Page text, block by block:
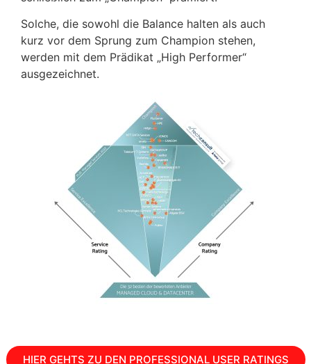
Solche, die sowohl die Balance halten als auch
kurz vor dem Sprung zum Champion stehen,
werden mit dem Prädikat „High Performer“
ausgezeichnet.
HIER GEHTS ZU DEN PROFESSIONAL USER RATINGS